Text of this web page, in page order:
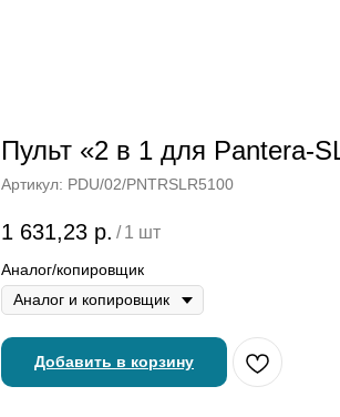
Пульт «2 в 1 для Pantera-
Артикул: PDU/02/PNTRSLR5100
1 631,23 р. / 1 шт
Аналог/копировщик
Добавить в корзину